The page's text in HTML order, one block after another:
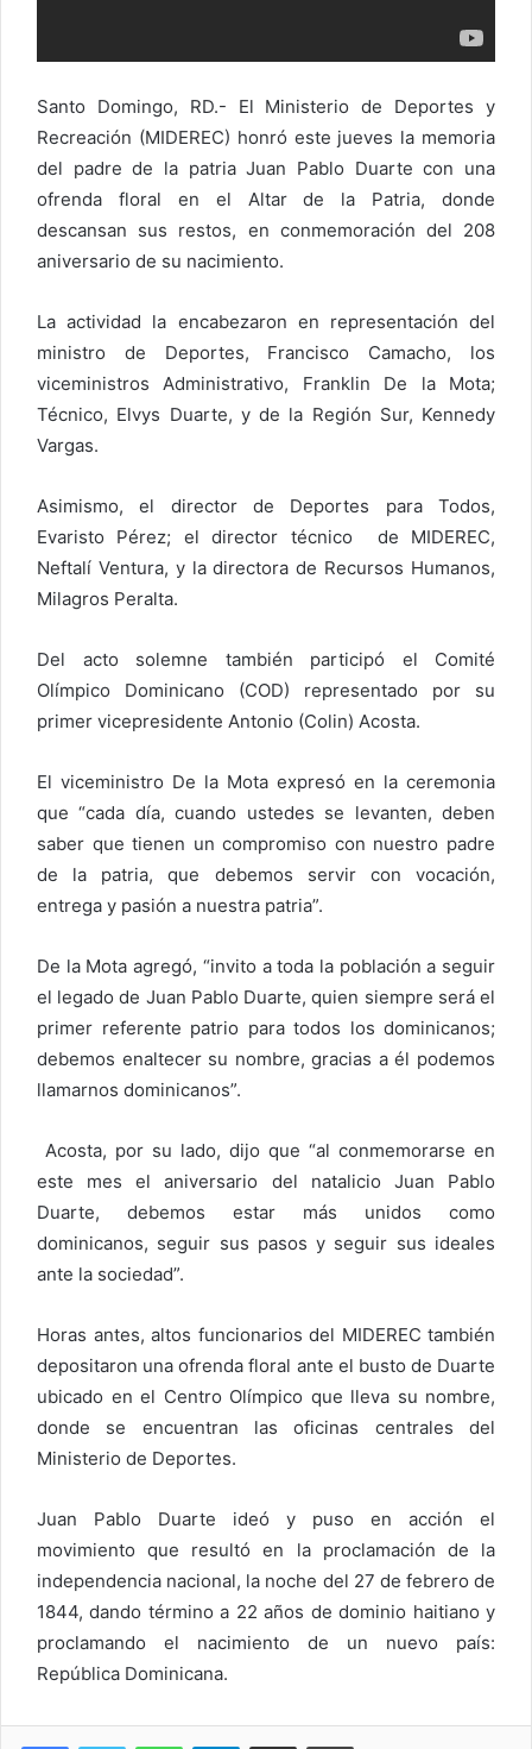
Santo Domingo, RD.- El Ministerio de Deportes y
Recreación (MIDEREC) honró este jueves la memoria
del padre de la patria Juan Pablo Duarte con una
ofrenda floral en el Altar de la Patria, donde
descansan sus restos, en conmemoración del 208
aniversario de su nacimiento.
La actividad la encabezaron en representación del
ministro de Deportes, Francisco Camacho, los
viceministros Administrativo, Franklin De la Mota;
Técnico, Elvys Duarte, y de la Región Sur, Kennedy
Vargas.
Asimismo, el director de Deportes para Todos,
Evaristo Pérez; el director técnico de MIDEREC,
Neftalí Ventura, y la directora de Recursos Humanos,
Milagros Peralta.
Del acto solemne también participó el Comité
Olímpico Dominicano (COD) representado por su
primer vicepresidente Antonio (Colin) Acosta.
El viceministro De la Mota expresó en la ceremonia
que “cada día, cuando ustedes se levanten, deben
saber que tienen un compromiso con nuestro padre
de la patria, que debemos servir con vocación,
entrega y pasión a nuestra patria”.
De la Mota agregó, “invito a toda la población a seguir
el legado de Juan Pablo Duarte, quien siempre será el
primer referente patrio para todos los dominicanos;
debemos enaltecer su nombre, gracias a él podemos
llamarnos dominicanos”.
Acosta, por su lado, dijo que “al conmemorarse en
este mes el aniversario del natalicio Juan Pablo
Duarte, debemos estar más unidos como
dominicanos, seguir sus pasos y seguir sus ideales
ante la sociedad”.
Horas antes, altos funcionarios del MIDEREC también
depositaron una ofrenda floral ante el busto de Duarte
ubicado en el Centro Olímpico que lleva su nombre,
donde se encuentran las oficinas centrales del
Ministerio de Deportes.
Juan Pablo Duarte ideó y puso en acción el
movimiento que resultó en la proclamación de la
independencia nacional, la noche del 27 de febrero de
1844, dando término a 22 años de dominio haitiano y
proclamando el nacimiento de un nuevo país:
República Dominicana.